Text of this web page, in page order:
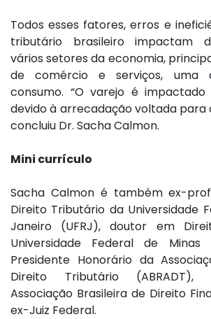
Todos esses fatores, erros e
tributário brasileiro impactam
vários setores da economia,
de comércio e serviços, uma
consumo. “O varejo é impactado
devido à arrecadação voltada para
concluiu Dr. Sacha Calmon.
Mini currículo
Sacha Calmon é também ex-
Direito Tributário da Universidade
Janeiro (UFRJ), doutor em
Universidade Federal de Minas
Presidente Honorário da
Direito Tributário (ABRADT),
Associação Brasileira de Direito
ex-Juiz Federal.